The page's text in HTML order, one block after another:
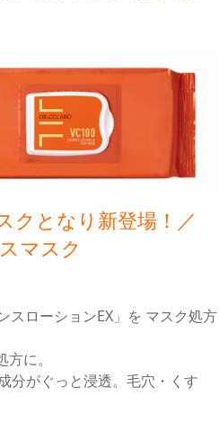
クとなり新登場！／
マスク
ローションEX」を マスク処⽅
に。
分がぐっと浸透。⽑⽳・くす